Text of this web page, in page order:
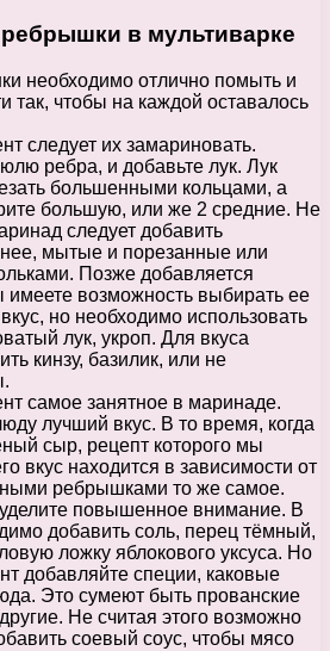
ребрышки в мультиварке
необходимо отлично помыть и
так, чтобы на каждой оставалось
следует их замариновать.
ребра, и добавьте лук. Лук
большенными кольцами, а
большую, или же 2 средние. Не
следует добавить
мытые и порезанные или
Позже добавляется
имеете возможность выбирать ее
но необходимо использовать
лук, укроп. Для вкуса
кинзу, базилик, или не
самое занятное в маринаде.
лучший вкус. В то время, когда
сыр, рецепт которого мы
вкус находится в зависимости от
ребрышками то же самое.
уделите повышенное внимание. В
добавить соль, перец тёмный,
ложку яблокового уксуса. Но
добавляйте специи, каковые
Это сумеют быть прованские
Не считая этого возможно
соевый соус, чтобы мясо